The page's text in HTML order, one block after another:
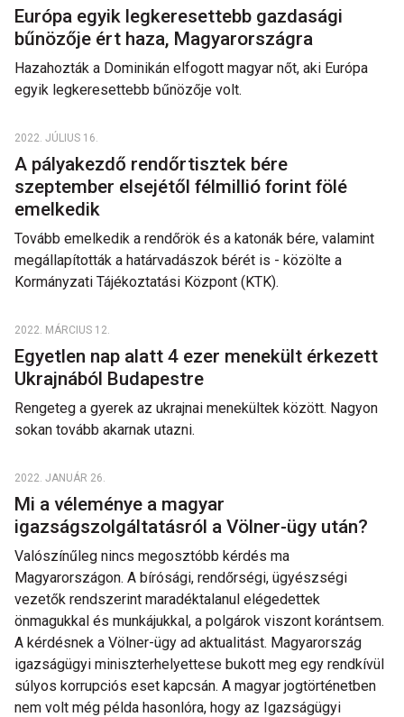
Európa egyik legkeresettebb gazdasági
bűnözője ért haza, Magyarországra
Hazahozták a Dominikán elfogott magyar nőt, aki Európa
egyik legkeresettebb bűnözője volt.
2022. JÚLIUS 16.
A pályakezdő rendőrtisztek bére
szeptember elsejétől félmillió forint fölé
emelkedik
Tovább emelkedik a rendőrök és a katonák bére, valamint
megállapították a határvadászok bérét is - közölte a
Kormányzati Tájékoztatási Központ (KTK).
2022. MÁRCIUS 12.
Egyetlen nap alatt 4 ezer menekült érkezett
Ukrajnából Budapestre
Rengeteg a gyerek az ukrajnai menekültek között. Nagyon
sokan tovább akarnak utazni.
2022. JANUÁR 26.
Mi a véleménye a magyar
igazságszolgáltatásról a Völner-ügy után?
Valószínűleg nincs megosztóbb kérdés ma
Magyarországon. A bírósági, rendőrségi, ügyészségi
vezetők rendszerint maradéktalanul elégedettek
önmagukkal és munkájukkal, a polgárok viszont korántsem.
A kérdésnek a Völner-ügy ad aktualitást. Magyarország
igazságügyi miniszterhelyettese bukott meg egy rendkívül
súlyos korrupciós eset kapcsán. A magyar jogtörténetben
nem volt még példa hasonlóra, hogy az Igazságügyi